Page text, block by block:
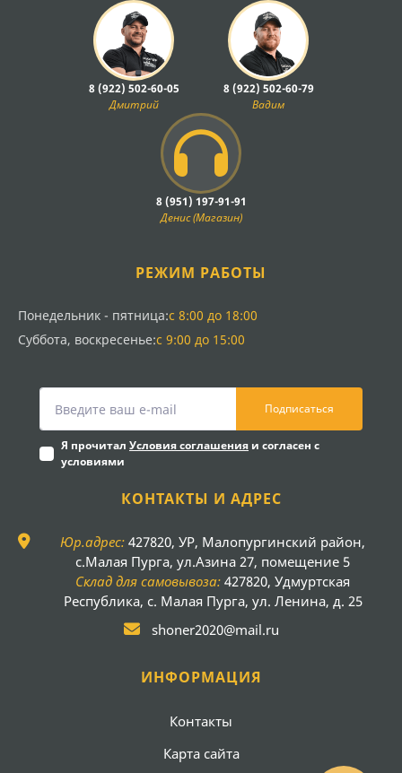
8 (922) 502-60-05
Дмитрий
8 (922) 502-60-79
Вадим
8 (951) 197-91-91
Денис (Магазин)
РЕЖИМ РАБОТЫ
Понедельник - пятница:с 8:00 до 18:00
Суббота, воскресенье:с 9:00 до 15:00
Подписаться
Я прочитал Условия соглашения и согласен с
условиями
КОНТАКТЫ И АДРЕС
Юр.адрес: 427820, УР, Малопургинский район,
с.Малая Пурга, ул.Азина 27, помещение 5
Склад для самовывоза: 427820, Удмуртская
Республика, с. Малая Пурга, ул. Ленина, д. 25
shoner2020@mail.ru
ИНФОРМАЦИЯ
Контакты
Карта сайта